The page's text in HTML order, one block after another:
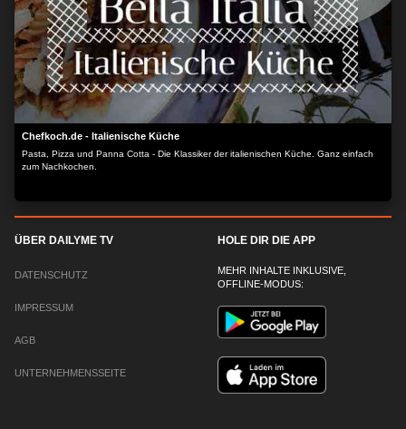
Chefkoch.de - Italienische Küche
Pasta, Pizza und Panna Cotta - Die Klassiker der italienischen Küche. Ganz einfach
zum Nachkochen.
ÜBER DAILYME TV
DATENSCHUTZ
IMPRESSUM
AGB
UNTERNEHMENSSEITE
HOLE DIR DIE APP
MEHR INHALTE INKLUSIVE,
OFFLINE-MODUS: